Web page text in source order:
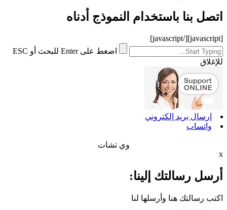
اتصل بنا باستخدام النموذج أدناه
[javascript]
[/javascript]
اضغط على Enter للبحث أو ESC
للإغلاق
إرسال بريد إلكتروني
واتساب
وي تشات
x
أرسل رسالتك إلينا:
اكتب رسالتك هنا وأرسلها لنا